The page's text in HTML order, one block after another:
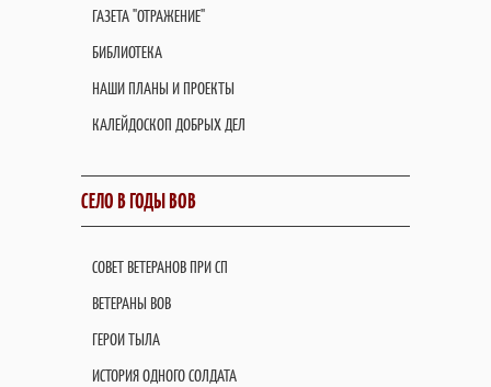
ГАЗЕТА "ОТРАЖЕНИЕ"
БИБЛИОТЕКА
НАШИ ПЛАНЫ И ПРОЕКТЫ
КАЛЕЙДОСКОП ДОБРЫХ ДЕЛ
СЕЛО В ГОДЫ ВОВ
СОВЕТ ВЕТЕРАНОВ ПРИ СП
ВЕТЕРАНЫ ВОВ
ГЕРОИ ТЫЛА
ИСТОРИЯ ОДНОГО СОЛДАТА